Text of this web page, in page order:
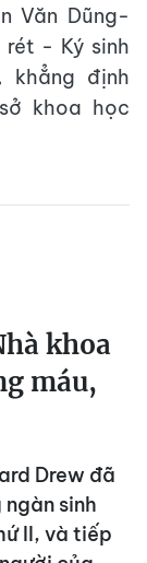
Văn Dũng-
rét - Ký sinh
khẳng định
khoa học
khoa
máu,
Drew đã
sinh
II, và tiếp